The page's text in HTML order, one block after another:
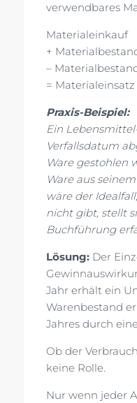
verwendbares
Materialeinkauf
+
– Materialbestand
=
Praxis-Beispiel:
Ein
Verfallsdatum
Ware gestohlen
Ware aus
wäre der
nicht gibt, stellt
Buchführung
Lösung: Der
Jahr erhält ein
Warenbestand
Jahres durch
Ob der
keine Rolle.
Nur wenn jeder